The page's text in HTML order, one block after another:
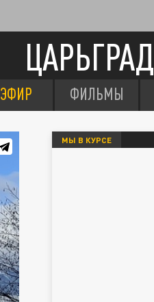
ЦАРЬГРАД
ЭФИР ФИЛЬМЫ
МЫ В КУРСЕ